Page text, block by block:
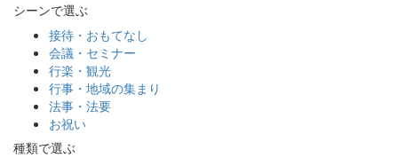
シーンで選ぶ
接待・おもてなし
会議・セミナー
行楽・観光
行事・地域の集まり
法事・法要
お祝い
種類で選ぶ